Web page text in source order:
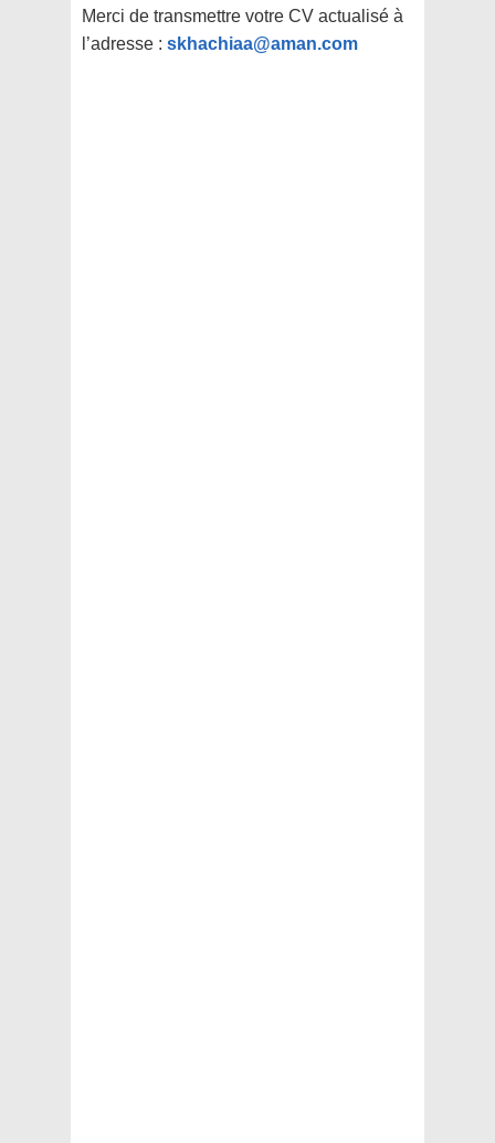
Merci de transmettre votre CV actualisé à
l’adresse : skhachiaa@aman.com